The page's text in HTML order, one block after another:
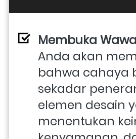
Membuka
Anda akan
bahwa cahaya
sekadar
elemen desain
menentukan